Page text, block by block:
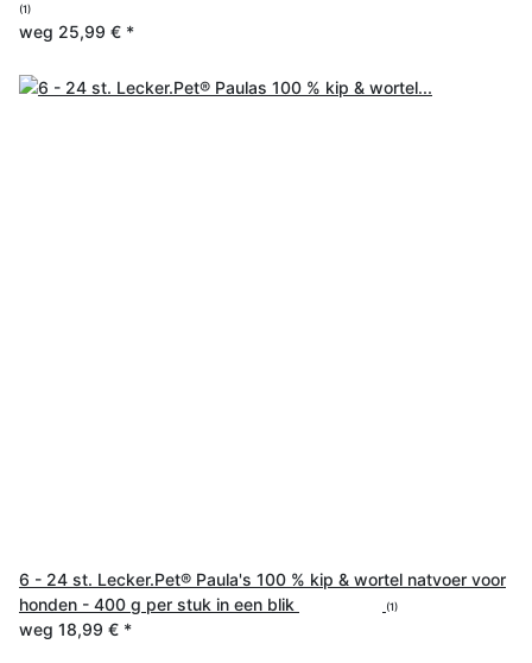
(1)
weg 25,99 € *
6 - 24 st. Lecker.Pet® Paula's 100 % kip & wortel natvoer voor
honden - 400 g per stuk in een blik
(1)
weg 18,99 € *